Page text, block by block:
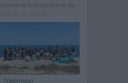
Interventi in programma da